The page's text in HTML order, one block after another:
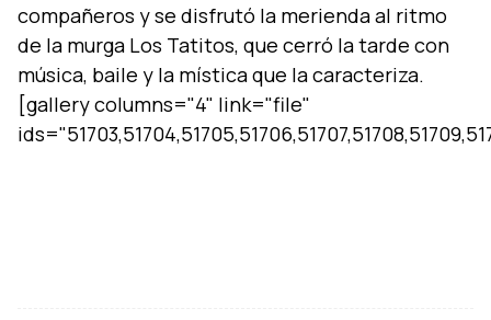
compañeros y se disfrutó la merienda al ritmo
de la murga Los Tatitos, que cerró la tarde con
música, baile y la mí­stica que la caracteriza.
[gallery columns="4" link="file"